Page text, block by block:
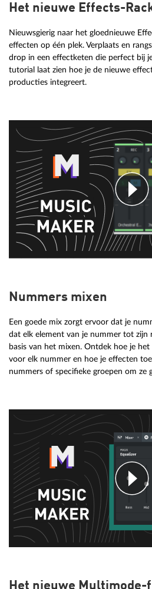
Het nieuwe Effects-
Nieuwsgierig naar het gloednieuwe
effecten op één plek. Verplaats en
drop in een effectketen die perfect bij
tutorial laat zien hoe je de nieuwe
producties integreert.
Nummers mixen
Een goede mix zorgt ervoor dat je
dat elk element van je nummer tot zijn
basis van het mixen. Ontdek hoe je
voor elk nummer en hoe je effecten
nummers of specifieke groepen om ze
Het nieuwe